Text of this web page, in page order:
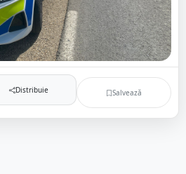
Distribuie Salvează